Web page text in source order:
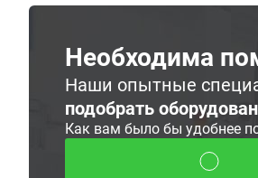
Необходима
Наши опытные
подобрать
Как вам было бы удобнее